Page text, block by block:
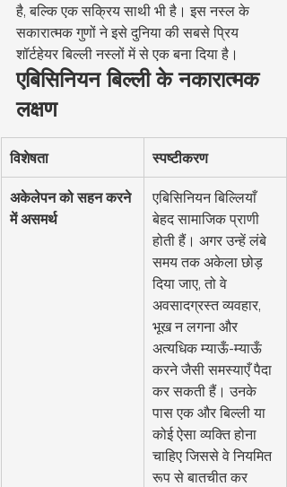
है, बल्कि एक सक्रिय साथी भी है। इस नस्ल के
सकारात्मक गुणों ने इसे दुनिया की सबसे प्रिय
शॉर्टहेयर बिल्ली नस्लों में से एक बना दिया है।
एबिसिनियन बिल्ली के नकारात्मक
लक्षण
विशेषता स्पष्टीकरण
अकेलेपन को सहन करने
में असमर्थ
एबिसिनियन बिल्लियाँ
बेहद सामाजिक प्राणी
होती हैं। अगर उन्हें लंबे
समय तक अकेला छोड़
दिया जाए, तो वे
अवसादग्रस्त व्यवहार,
भूख न लगना और
अत्यधिक म्याऊँ-म्याऊँ
करने जैसी समस्याएँ पैदा
कर सकती हैं। उनके
पास एक और बिल्ली या
कोई ऐसा व्यक्ति होना
चाहिए जिससे वे नियमित
रूप से बातचीत कर